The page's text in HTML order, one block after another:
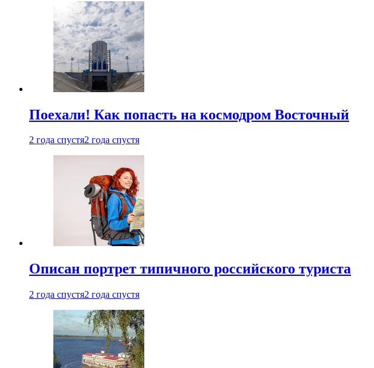
Поехали! Как попасть на космодром Восточный
2 года спустя2 года спустя
Описан портрет типичного российского туриста
2 года спустя2 года спустя